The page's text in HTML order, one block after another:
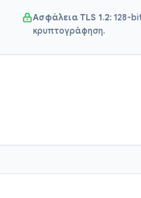
Ασφάλεια TLS 1.2: 128-
κρυπτογράφηση.